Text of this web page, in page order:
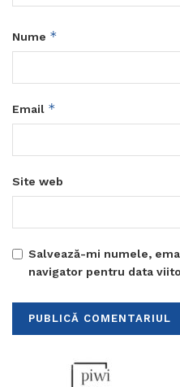
Nume *
Email *
Site web
Salvează-mi numele,
navigator pentru data